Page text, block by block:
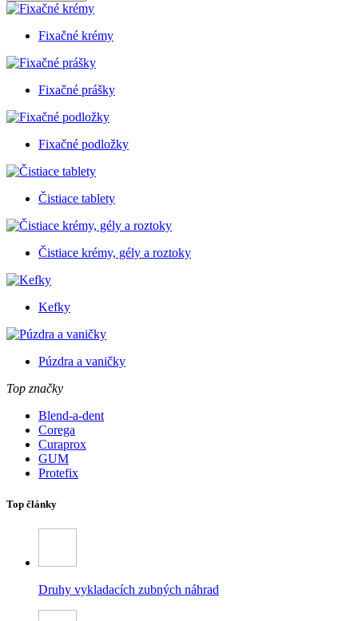
Fixačné krémy
Fixačné prášky
Fixačné podložky
Čistiace tablety
Čistiace krémy, gély a roztoky
Kefky
Púzdra a vaničky
Top značky
Blend-a-dent
Corega
Curaprox
GUM
Protefix
Top články
Druhy vykladacích zubných náhrad